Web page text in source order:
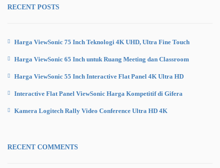
RECENT POSTS
Harga ViewSonic 75 Inch Teknologi 4K UHD, Ultra Fine Touch
Harga ViewSonic 65 Inch untuk Ruang Meeting dan Classroom
Harga ViewSonic 55 Inch Interactive Flat Panel 4K Ultra HD
Interactive Flat Panel ViewSonic Harga Kompetitif di Gifera
Kamera Logitech Rally Video Conference Ultra HD 4K
RECENT COMMENTS